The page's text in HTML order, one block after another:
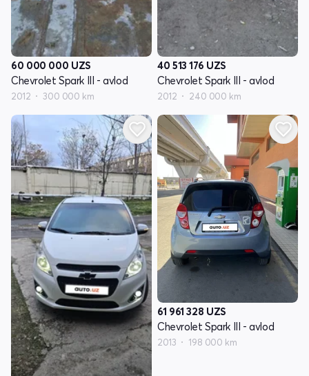
60 000 000 UZS
Chevrolet Spark III - avlod
2012 300 000 km
40 513 176 UZS
Chevrolet Spark III - avlod
2012 240 000 km
61 961 328 UZS
Chevrolet Spark III - avlod
2013 198 000 km